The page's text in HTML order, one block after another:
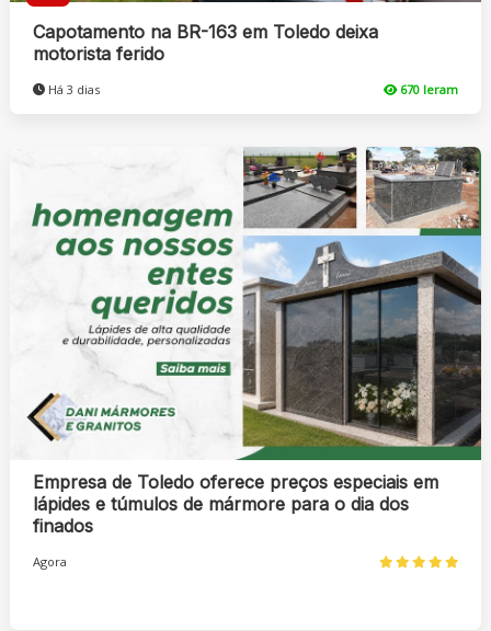
Capotamento na BR-163 em Toledo deixa
motorista ferido
Há 3 dias 670 leram
Empresa de Toledo oferece preços especiais em
lápides e túmulos de mármore para o dia dos
finados
Agora